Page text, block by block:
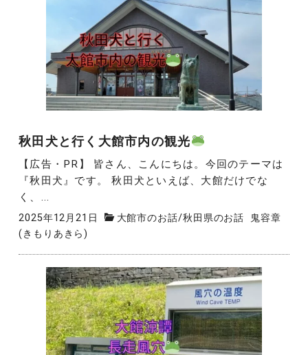
秋田犬と行く大館市内の観光
【広告・PR】 皆さん、こんにちは。今回のテーマは
『秋田犬』です。 秋田犬といえば、大館だけでな
く、...
2025年12月21日 大館市のお話/秋田県のお話
鬼容章
(きもりあきら)